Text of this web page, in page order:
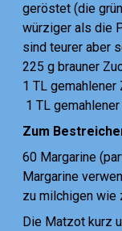
geröstet (die
würziger als die
sind teurer aber
225 g brauner
1 TL gemahlener
1 TL
Zum
60 Margarine
Margarine
zu milchigen wie
Die Matzot kurz